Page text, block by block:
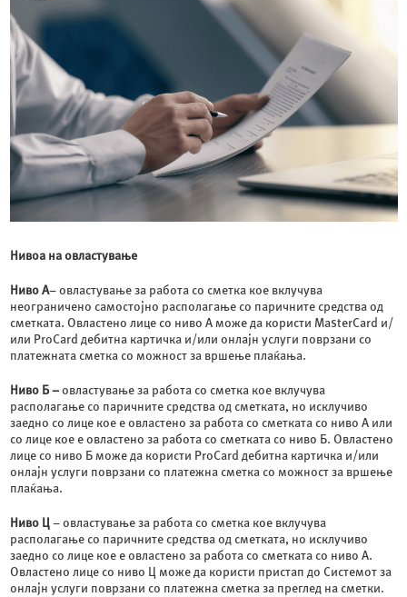
Нивоа на овластување
Ниво А– овластување за работа со сметка кое вклучува
неограничено самостојно располагање со паричните средства од
сметката. Овластено лице со ниво А може да користи MasterCard и/
или ProCard дебитна картичка и/или онлајн услуги поврзани со
платежната сметка со можност за вршење плаќања.
Ниво Б – овластување за работа со сметка кое вклучува
располагање со паричните средства од сметката, но исклучиво
заедно со лице кое е овластено за работа со сметката со ниво А или
со лице кое е овластено за работа со сметката со ниво Б. Овластено
лице со ниво Б може да користи ProCard дебитна картичка и/или
онлајн услуги поврзани со платежна сметка со можност за вршење
плаќања.
Ниво Ц– овластување за работа со сметка кое вклучува
располагање со паричните средства од сметката, но исклучиво
заедно со лице кое е овластено за работа со сметката со ниво А.
Овластено лице со ниво Ц може да користи пристап до Системот за
онлајн услуги поврзани со платежна сметка за преглед на сметки.